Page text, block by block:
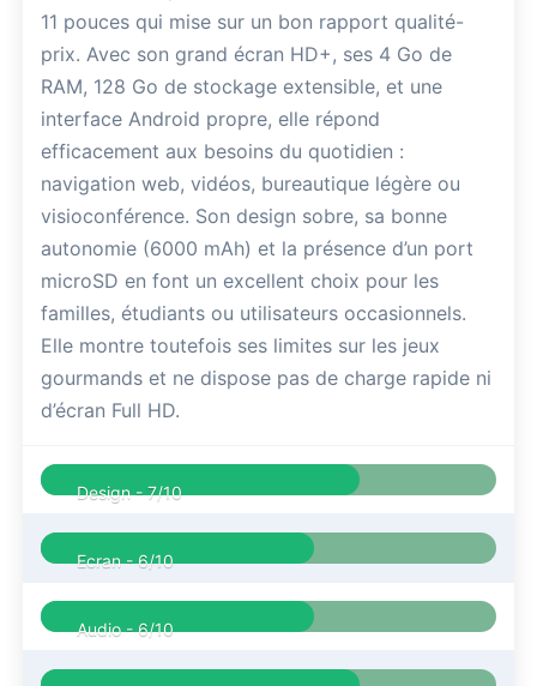
11 pouces qui mise sur un bon rapport qualité-
prix. Avec son grand écran HD+, ses 4 Go de
RAM, 128 Go de stockage extensible, et une
interface Android propre, elle répond
efficacement aux besoins du quotidien :
navigation web, vidéos, bureautique légère ou
visioconférence. Son design sobre, sa bonne
autonomie (6000 mAh) et la présence d’un port
microSD en font un excellent choix pour les
familles, étudiants ou utilisateurs occasionnels.
Elle montre toutefois ses limites sur les jeux
gourmands et ne dispose pas de charge rapide ni
d’écran Full HD.
Design -7/10
Ecran -6/10
Audio -6/10